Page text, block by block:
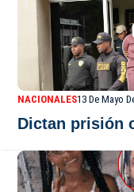
NACIONALES13 De Mayo
Dictan prisión